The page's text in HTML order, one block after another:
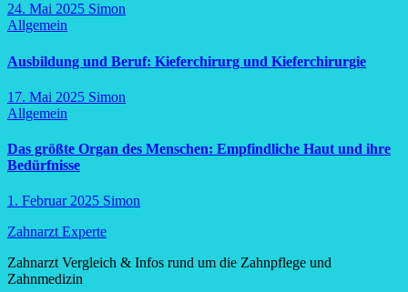
24. Mai 2025 Simon
Allgemein
Ausbildung und Beruf: Kieferchirurg und Kieferchirurgie
17. Mai 2025 Simon
Allgemein
Das größte Organ des Menschen: Empfindliche Haut und ihre
Bedürfnisse
1. Februar 2025 Simon
Zahnarzt Experte
Zahnarzt Vergleich & Infos rund um die Zahnpflege und
Zahnmedizin